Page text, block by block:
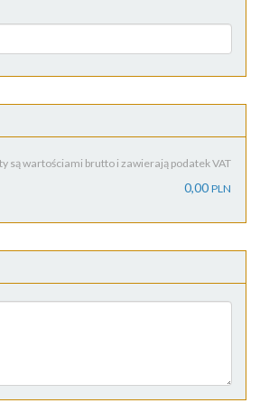
są wartościami brutto i zawierają podatek VAT
0,00PLN